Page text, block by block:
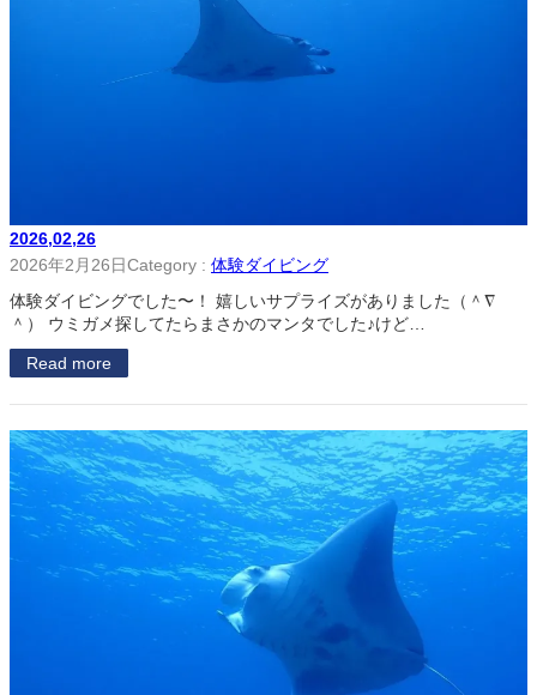
2026,02,26
2026年2月26日Category : 体験ダイビング
体験ダイビングでした〜！ 嬉しいサプライズがありました（＾∇
＾） ウミガメ探してたらまさかのマンタでした♪けど…
Read more